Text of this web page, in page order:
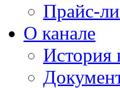
Прайс-
О канале
История